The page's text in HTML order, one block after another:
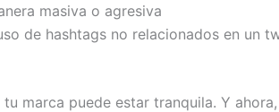
masiva o agresiva
de hashtags no relacionados en un
marca puede estar tranquila. Y